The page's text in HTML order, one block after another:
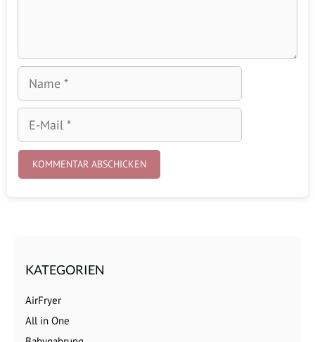
Name
Mail
KATEGORIEN
AirFryer
All in One